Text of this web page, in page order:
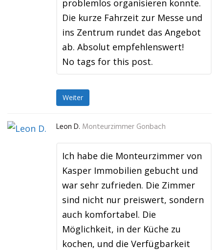
problemlos organisieren konnte.
Die kurze Fahrzeit zur Messe und
ins Zentrum rundet das Angebot
ab. Absolut empfehlenswert!
No tags for this post.
Weiter
Leon D. Monteurzimmer Gonbach
Ich habe die Monteurzimmer von
Kasper Immobilien gebucht und
war sehr zufrieden. Die Zimmer
sind nicht nur preiswert, sondern
auch komfortabel. Die
Möglichkeit, in der Küche zu
kochen, und die Verfügbarkeit